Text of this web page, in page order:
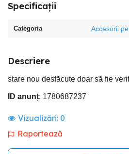
Specificații
Categoria Accesorii
Descriere
stare nou desfăcute doar să fie
ID anunț: 1780687237
Vizualizări: 0
Raportează